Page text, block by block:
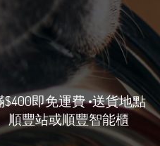
$400即免運費•送貨地點
順豐站或順豐智能櫃